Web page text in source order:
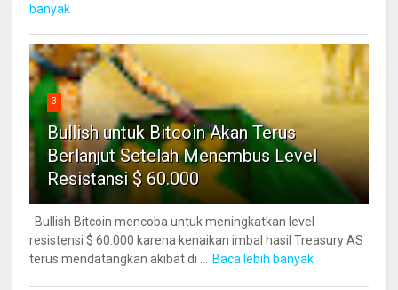
banyak
3
Bullish untuk Bitcoin Akan Terus
Berlanjut Setelah Menembus Level
Resistansi $ 60.000
Bullish Bitcoin mencoba untuk meningkatkan level
resistensi $ 60.000 karena kenaikan imbal hasil Treasury AS
terus mendatangkan akibat di ...
Baca lebih banyak